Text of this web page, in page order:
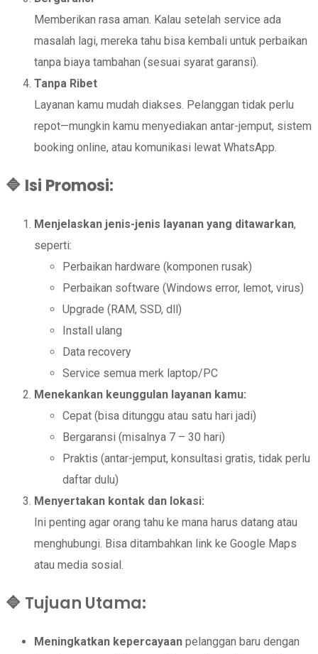
Memberikan rasa aman. Kalau setelah service ada
masalah lagi, mereka tahu bisa kembali untuk perbaikan
tanpa biaya tambahan (sesuai syarat garansi).
Tanpa Ribet
Layanan kamu mudah diakses. Pelanggan tidak perlu
repot—mungkin kamu menyediakan antar-jemput, sistem
booking online, atau komunikasi lewat WhatsApp.
🔷 Isi Promosi:
Menjelaskan jenis-jenis layanan yang ditawarkan,
seperti:
Perbaikan hardware (komponen rusak)
Perbaikan software (Windows error, lemot, virus)
Upgrade (RAM, SSD, dll)
Install ulang
Data recovery
Service semua merk laptop/PC
Menekankan keunggulan layanan kamu:
Cepat (bisa ditunggu atau satu hari jadi)
Bergaransi (misalnya 7 – 30 hari)
Praktis (antar-jemput, konsultasi gratis, tidak perlu
daftar dulu)
Menyertakan kontak dan lokasi:
Ini penting agar orang tahu ke mana harus datang atau
menghubungi. Bisa ditambahkan link ke Google Maps
atau media sosial.
🔷 Tujuan Utama:
Meningkatkan kepercayaan pelanggan baru dengan